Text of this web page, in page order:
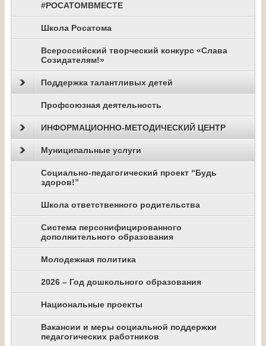
#РОСАТОМВМЕСТЕ
Школа Росатома
Всероссийский творческий конкурс «Слава
Созидателям!»
Поддержка талантливых детей
Профсоюзная деятельность
ИНФОРМАЦИОННО-МЕТОДИЧЕСКИЙ ЦЕНТР
Муниципальные услуги
Социально-педагогический проект “Будь
здоров!”
Школа ответственного родительства
Система персонифицированного
дополнительного образования
Молодежная политика
2026 – Год дошкольного образования
Национальные проекты
Вакансии и меры социальной поддержки
педагогических работников